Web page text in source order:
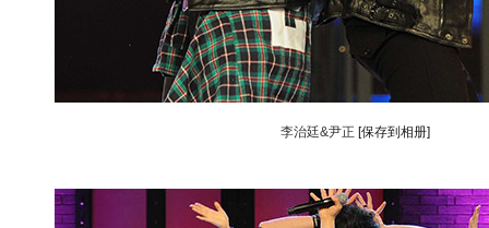
李治廷&尹正 [保存到相册]